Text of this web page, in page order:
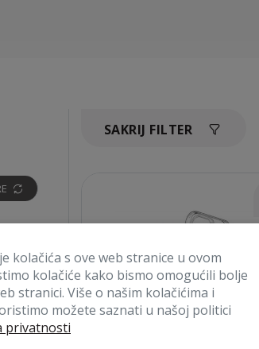
SAKRIJ FILTER
kolačića s ove web stranice u ovom
kolačiće kako bismo omogućili bolje
stranici. Više o našim kolačićima i
možete saznati u našoj politici
privatnosti